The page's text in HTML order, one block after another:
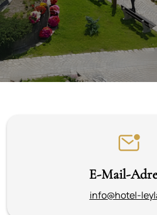
E-Mail-
info@hotel-